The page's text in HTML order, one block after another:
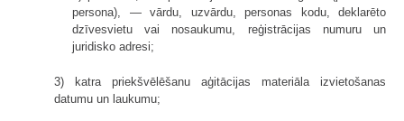
persona), — vārdu, uzvārdu, personas kodu, deklarēto
dzīvesvietu vai nosaukumu, reģistrācijas numuru un
juridisko adresi;
3) katra priekšvēlēšanu aģitācijas materiāla izvietošanas
datumu un laukumu;